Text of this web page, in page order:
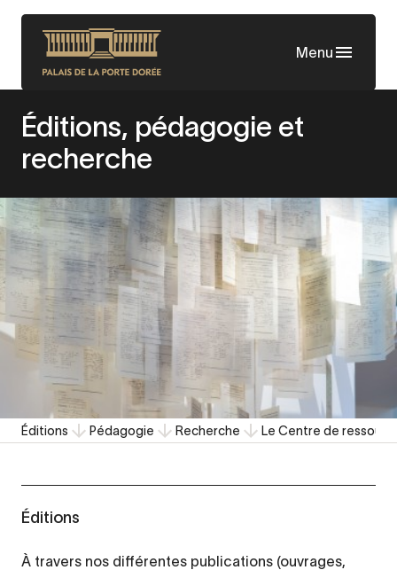
Aller
contenu
principal
Menu
Éditions, pédagogie et
recherche
Éditions Pédagogie Recherche Le Centre de
Éditions
À travers nos différentes publications (ouvrages,